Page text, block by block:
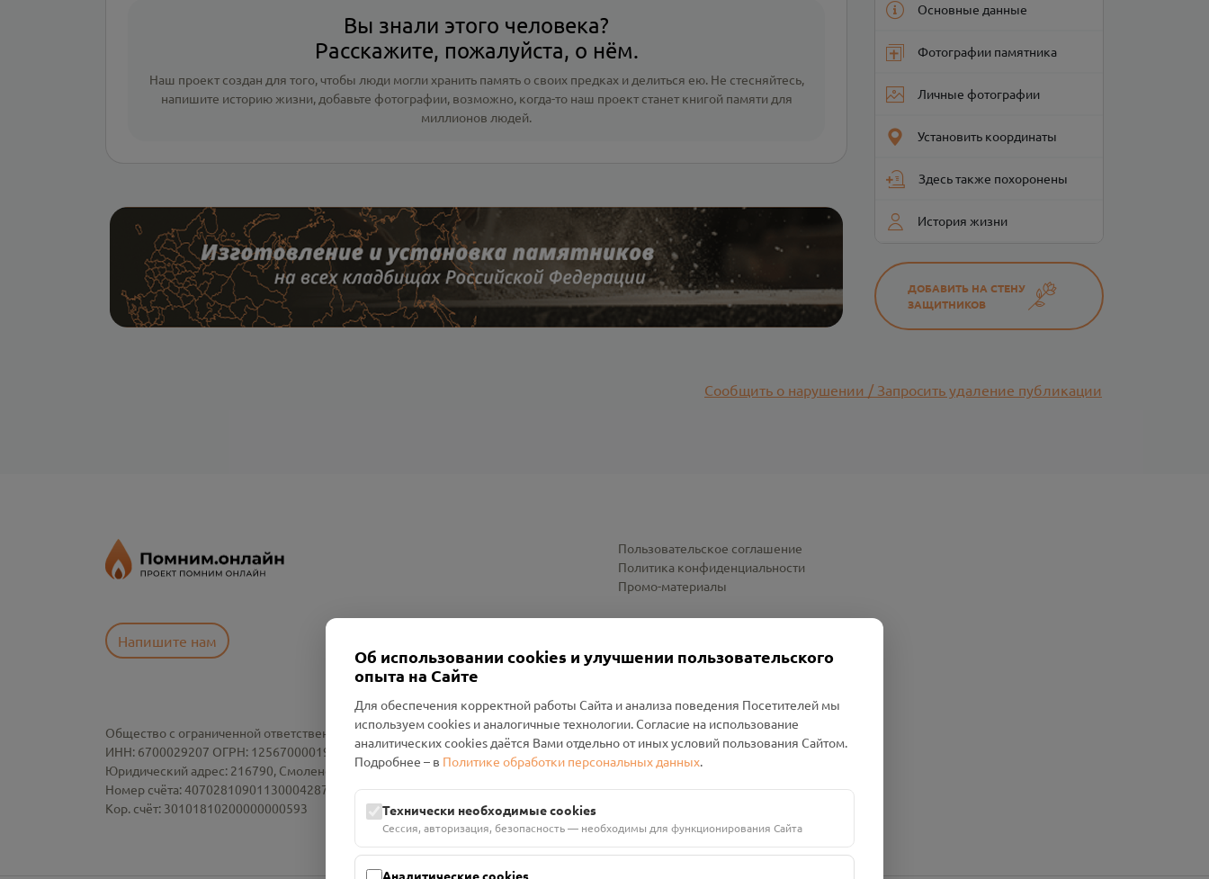
Вы знали этого человека?
Расскажите, пожалуйста, о нём.
Наш проект создан для того, чтобы люди могли хранить память о своих предках и делиться ею. Не стесняйтесь,
напишите историю жизни, добавьте фотографии, возможно, когда-то наш проект станет книгой памяти для
миллионов людей.
Основные данные
Фотографии памятника
Личные фотографии
Установить координаты
Здесь также похоронены
История жизни
ДОБАВИТЬ НА СТЕНУ
ЗАЩИТНИКОВ
Сообщить о нарушении / Запросить удаление публикации
Напишите нам
Пользовательское соглашение
Политика конфиденциальности
Промо-материалы
Общество с ограниченной ответственностью «Смоленский Проект Помним»
ИНН: 6700029207 ОГРН: 1256700001986
Юридический адрес: 216790, Смоленская область, р-н Руднянский, г. Рудня, улица Западная, д. 26А, пом. 18
Номер счёта: 40702810901130004287 в АО "АЛЬФА-БАНК"
Кор. счёт: 30101810200000000593
Об использовании cookies и улучшении пользовательского
опыта на Сайте
Для обеспечения корректной работы Сайта и анализа поведения Посетителей мы
используем cookies и аналогичные технологии. Согласие на использование
аналитических cookies даётся Вами отдельно от иных условий пользования Сайтом.
Подробнее – в Политике обработки персональных данных.
Технически необходимые cookies
Сессия, авторизация, безопасность — необходимы для функционирования Сайта
Аналитические cookies